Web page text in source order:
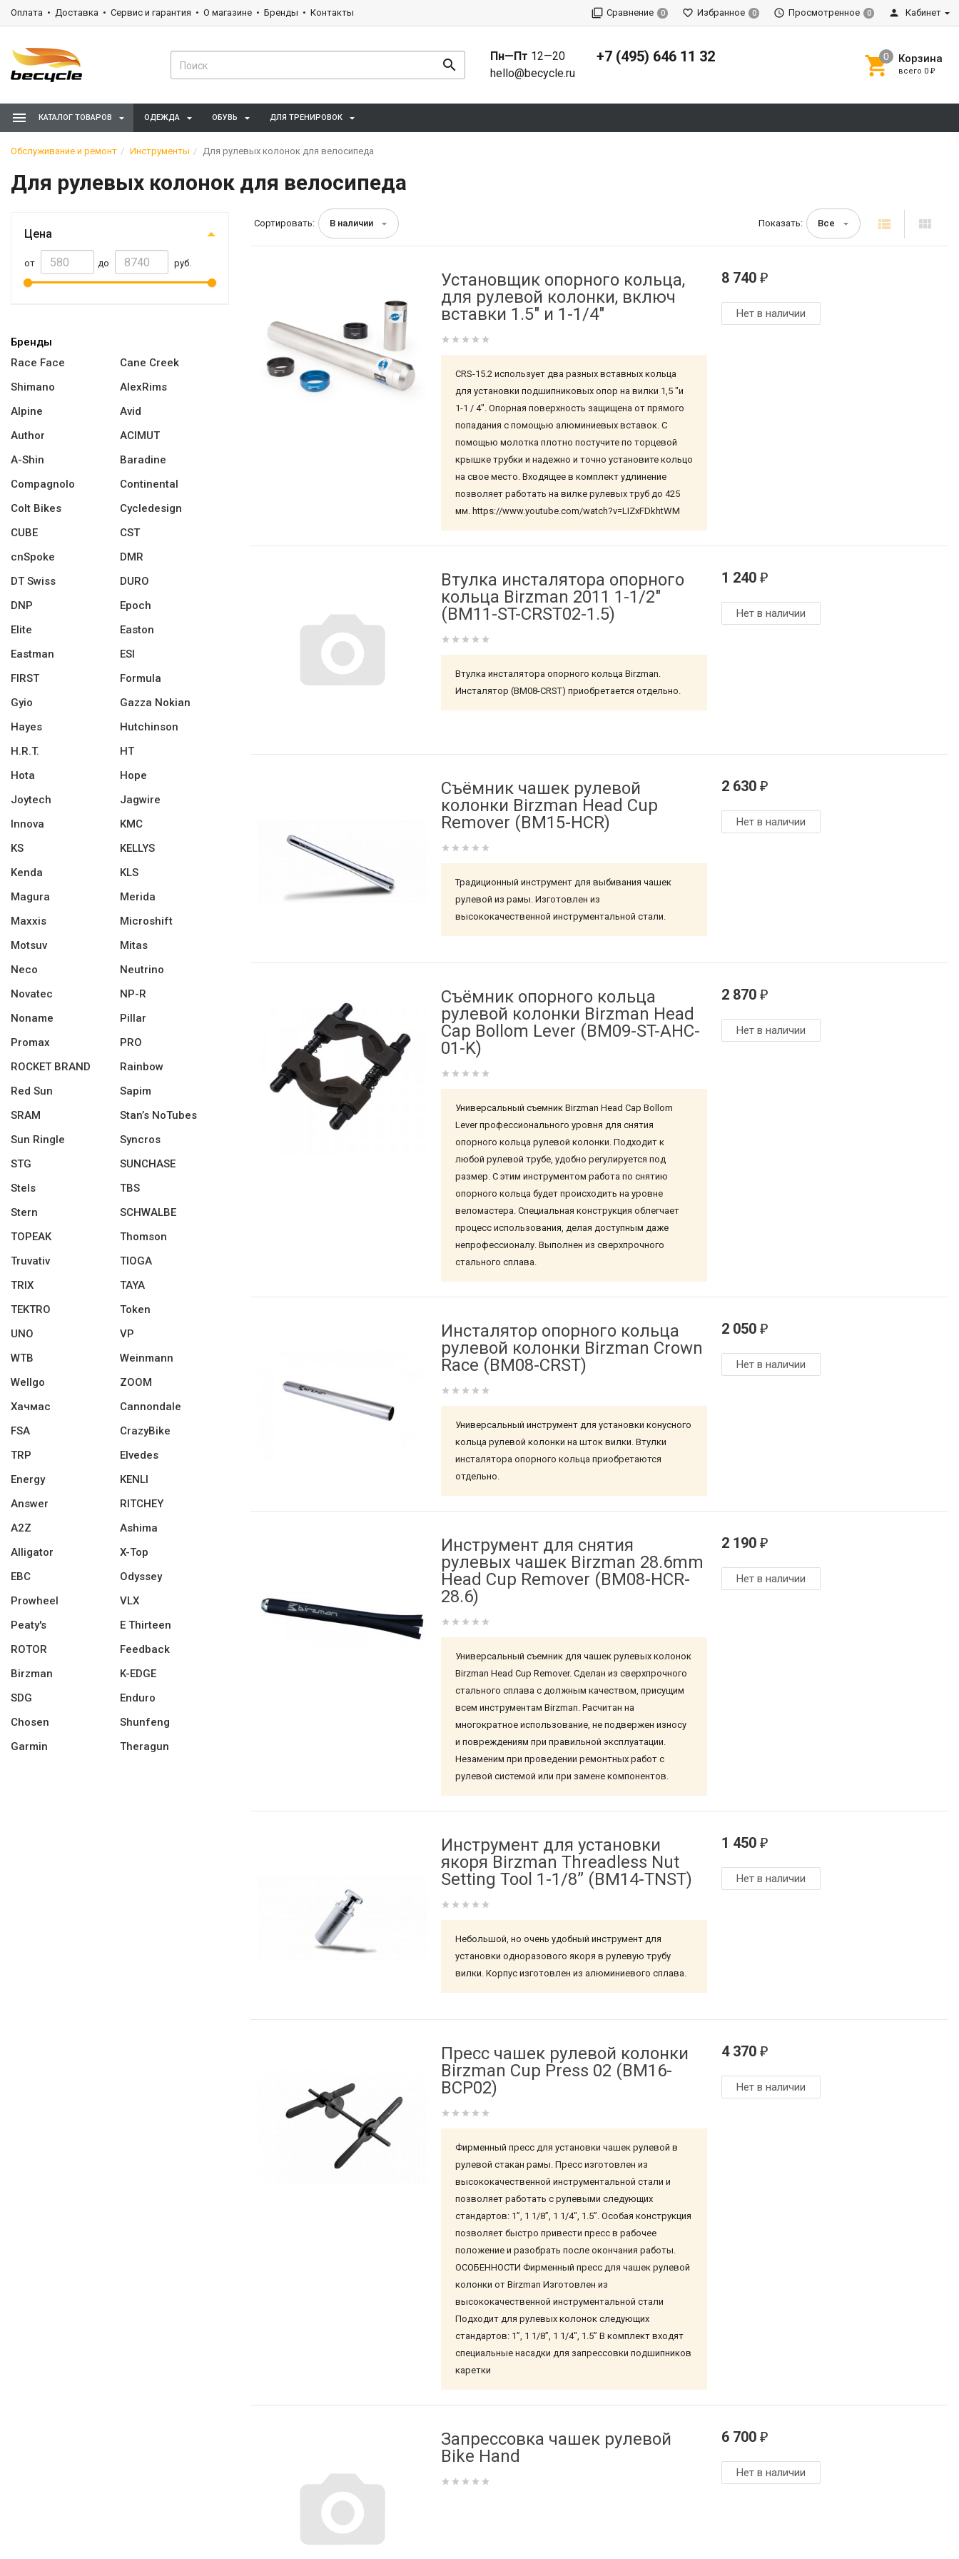
Оплата Доставка Сервис и гарантия О магазине Бренды Контакты Сравнение 0 Избранное 0 Просмотренное 0 Кабинет
Пн—Пт 12—20
hello@becycle.ru
+7 (495) 646 11 32 Корзина
всего 0 ₽
КАТАЛОГ ТОВАРОВ ОДЕЖДА ОБУВЬ ДЛЯ ТРЕНИРОВОК
Обслуживание и ремонт Инструменты Для рулевых колонок для велосипеда
Для рулевых колонок для велосипеда
Цена
от до руб.
Бренды
Race Face
Cane Creek
Shimano
AlexRims
Alpine
Avid
Author
ACIMUT
A-Shin
Baradine
Compagnolo
Continental
Colt Bikes
Cycledesign
CUBE
CST
cnSpoke
DMR
DT Swiss
DURO
DNP
Epoch
Elite
Easton
Eastman
ESI
FIRST
Formula
Gyio
Gazza Nokian
Hayes
Hutchinson
H.R.T.
HT
Hota
Hope
Joytech
Jagwire
Innova
KMC
KS
KELLYS
Kenda
KLS
Magura
Merida
Maxxis
Microshift
Motsuv
Mitas
Neco
Neutrino
Novatec
NP-R
Noname
Pillar
Promax
PRO
ROCKET BRAND
Rainbow
Red Sun
Sapim
SRAM
Stan’s NoTubes
Sun Ringle
Syncros
STG
SUNCHASE
Stels
TBS
Stern
SCHWALBE
TOPEAK
Thomson
Truvativ
TIOGA
TRIX
TAYA
TEKTRO
Token
UNO
VP
WTB
Weinmann
Wellgo
ZOOM
Хачмас
Cannondale
FSA
CrazyBike
TRP
Elvedes
Energy
KENLI
Answer
RITCHEY
A2Z
Ashima
Alligator
X-Top
EBC
Odyssey
Prowheel
VLX
Peaty's
E Thirteen
ROTOR
Feedback
Birzman
K-EDGE
SDG
Enduro
Chosen
Shunfeng
Garmin
Theragun
Сортировать: В наличии Показать: Все
Установщик опорного кольца,
для рулевой колонки, включ
вставки 1.5" и 1-1/4"
CRS-15.2 использует два разных вставных кольца
для установки подшипниковых опор на вилки 1,5 "и
1-1 / 4". Опорная поверхность защищена от прямого
попадания с помощью алюминиевых вставок. С
помощью молотка плотно постучите по торцевой
крышке трубки и надежно и точно установите кольцо
на свое место. Входящее в комплект удлинение
позволяет работать на вилке рулевых труб до 425
мм. https://www.youtube.com/watch?v=LIZxFDkhtWM
8 740 ₽
Нет в наличии
Втулка инсталятора опорного
кольца Birzman 2011 1-1/2"
(BM11-ST-CRST02-1.5)
Втулка инсталятора опорного кольца Birzman.
Инсталятор (BM08-CRST) приобретается отдельно.
1 240 ₽
Нет в наличии
Съёмник чашек рулевой
колонки Birzman Head Cup
Remover (BM15-HCR)
Традиционный инструмент для выбивания чашек
рулевой из рамы. Изготовлен из
высококачественной инструментальной стали.
2 630 ₽
Нет в наличии
Съёмник опорного кольца
рулевой колонки Birzman Head
Cap Bollom Lever (BM09-ST-AHC-
01-K)
Универсальный съемник Birzman Head Cap Bollom
Lever профессионального уровня для снятия
опорного кольца рулевой колонки. Подходит к
любой рулевой трубе, удобно регулируется под
размер. С этим инструментом работа по снятию
опорного кольца будет происходить на уровне
веломастера. Специальная конструкция облегчает
процесс использования, делая доступным даже
непрофессионалу. Выполнен из сверхпрочного
стального сплава.
2 870 ₽
Нет в наличии
Инсталятор опорного кольца
рулевой колонки Birzman Crown
Race (BM08-CRST)
Универсальный инструмент для установки конусного
кольца рулевой колонки на шток вилки. Втулки
инсталятора опорного кольца приобретаются
отдельно.
2 050 ₽
Нет в наличии
Инструмент для снятия
рулевых чашек Birzman 28.6mm
Head Cup Remover (BM08-HCR-
28.6)
Универсальный съемник для чашек рулевых колонок
Birzman Head Cup Remover. Сделан из сверхпрочного
стального сплава с должным качеством, присущим
всем инструментам Birzman. Расчитан на
многократное использование, не подвержен износу
и повреждениям при правильной эксплуатации.
Незаменим при проведении ремонтных работ с
рулевой системой или при замене компонентов.
2 190 ₽
Нет в наличии
Инструмент для установки
якоря Birzman Threadless Nut
Setting Tool 1-1/8” (BM14-TNST)
Небольшой, но очень удобный инструмент для
установки одноразового якоря в рулевую трубу
вилки. Корпус изготовлен из алюминиевого сплава.
1 450 ₽
Нет в наличии
Пресс чашек рулевой колонки
Birzman Cup Press 02 (BM16-
BCP02)
Фирменный пресс для установки чашек рулевой в
рулевой стакан рамы. Пресс изготовлен из
высококачественной инструментальной стали и
позволяет работать с рулевыми следующих
стандартов: 1”, 1 1/8”, 1 1/4", 1.5”. Особая конструкция
позволяет быстро привести пресс в рабочее
положение и разобрать после окончания работы.
ОСОБЕННОСТИ Фирменный пресс для чашек рулевой
колонки от Birzman Изготовлен из
высококачественной инструментальной стали
Подходит для рулевых колонок следующих
стандартов: 1”, 1 1/8”, 1 1/4", 1.5” В комплект входят
специальные насадки для запрессовки подшипников
каретки
4 370 ₽
Нет в наличии
Запрессовка чашек рулевой
Bike Hand
6 700 ₽
Нет в наличии